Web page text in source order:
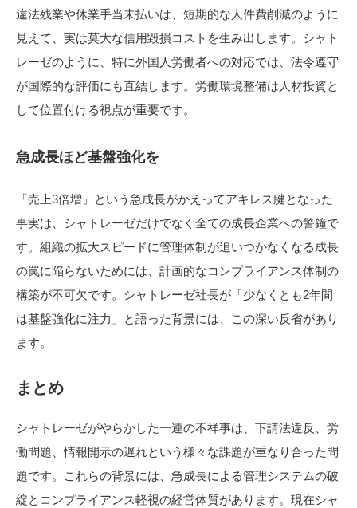
違法残業や休業手当未払いは、短期的な人件費削減のように
見えて、実は莫大な信用毀損コストを生み出します。シャト
レーゼのように、特に外国人労働者への対応では、法令遵守
が国際的な評価にも直結します。労働環境整備は人材投資と
して位置付ける視点が重要です。
急成長ほど基盤強化を
「売上3倍増」という急成長がかえってアキレス腱となった
事実は、シャトレーゼだけでなく全ての成長企業への警鐘で
す。組織の拡大スピードに管理体制が追いつかなくなる成長
の罠に陥らないためには、計画的なコンプライアンス体制の
構築が不可欠です。シャトレーゼ社長が「少なくとも2年間
は基盤強化に注力」と語った背景には、この深い反省があり
ます。
まとめ
シャトレーゼがやらかした一連の不祥事は、下請法違反、労
働問題、情報開示の遅れという様々な課題が重なり合った問
題です。これらの背景には、急成長による管理システムの破
綻とコンプライアンス軽視の経営体質があります。現在シャ